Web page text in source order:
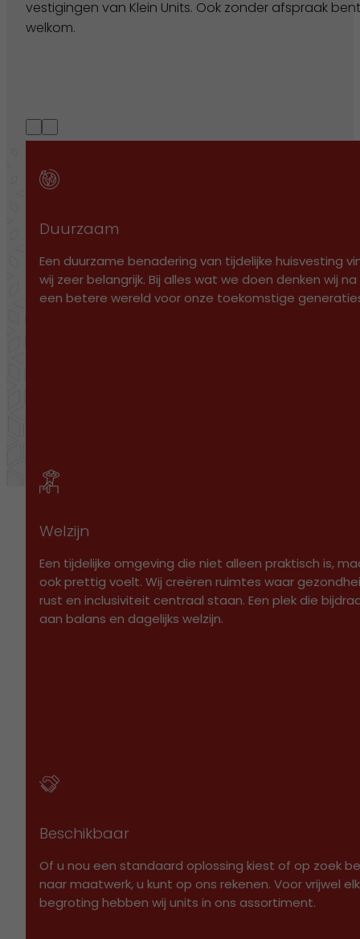
vestigingen van Klein Units. Ook zonder afspraak
welkom.
Duurzaam
Een duurzame benadering van tijdelijke huisvesting
wij zeer belangrijk. Bij alles wat we doen denken wij
een betere wereld voor onze toekomstige
Welzijn
Een tijdelijke omgeving die niet alleen praktisch is,
ook prettig voelt. Wij creëren ruimtes waar
rust en inclusiviteit centraal staan. Een plek die
aan balans en dagelijks welzijn.
Beschikbaar
Of u nou een standaard oplossing kiest of op zoek
naar maatwerk, u kunt op ons rekenen. Voor vrijwel
begroting hebben wij units in ons assortiment.
Vestigingen / Contact
* Prijzen zijn exclusief transport en btw. De transportkosten zijn
afhankelijk van locatie en situatie.